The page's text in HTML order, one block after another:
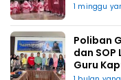
1 minggu
Poliban
dan SOP
Guru